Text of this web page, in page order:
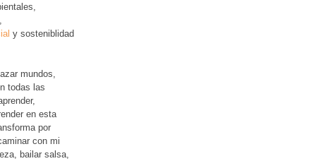
y sosteniblidad
mundos,
todas las
en esta
por
con mi
bailar salsa,